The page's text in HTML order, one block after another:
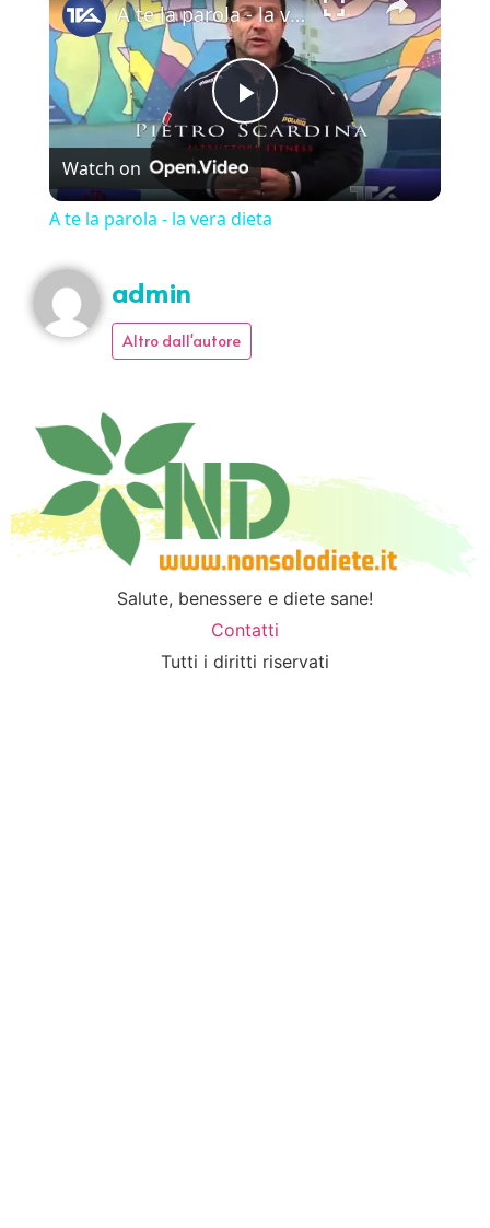
Play Video
A te la parola - la vera dieta
Watch on
A te la parola - la vera dieta
admin
Altro dall'autore
Salute, benessere e diete sane!
Contatti
Tutti i diritti riservati